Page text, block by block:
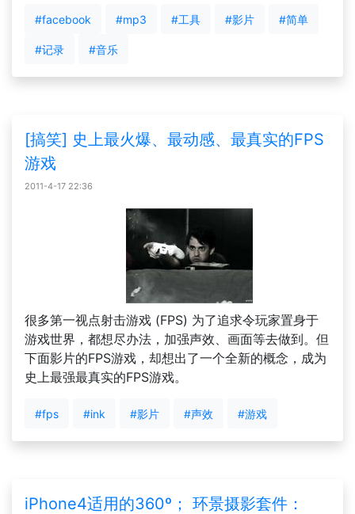
#facebook #mp3 #工具 #影片 #简单
#记录 #音乐
[搞笑] 史上最火爆、最动感、最真实的FPS
游戏
2011-4-17 22:36
很多第一视点射击游戏 (FPS) 为了追求令玩家置身于
游戏世界，都想尽办法，加强声效、画面等去做到。但
下面影片的FPS游戏，却想出了一个全新的概念，成为
史上最强最真实的FPS游戏。
#fps #ink #影片 #声效 #游戏
iPhone4适用的360º； 环景摄影套件：